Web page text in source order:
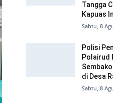
Tangga
Kapuas
Sabtu, 8
Polisi
Polairud
di Desa
Sabtu, 8